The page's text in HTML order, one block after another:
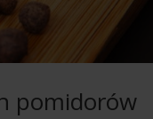
pomidorów